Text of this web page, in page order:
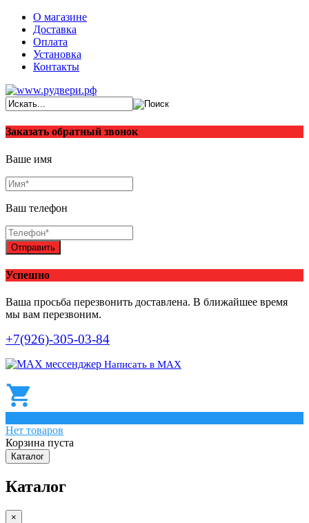
О магазине
Доставка
Оплата
Установка
Контакты
Заказать обратный звонок
Ваше имя
Ваш телефон
Отправить
Успешно
Ваша просьба перезвонить доставлена. В ближайшее время
мы вам перезвоним.
+7(926)-305-03-84
Написать в МАХ
Нет товаров
Корзина пуста
Каталог
Каталог
×